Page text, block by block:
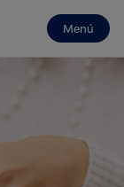
Menú